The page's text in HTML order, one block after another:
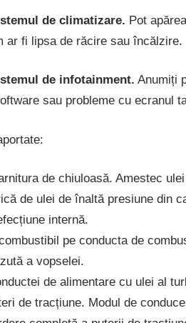
de climatizare. Pot
ar fi lipsa de răcire sau încălzire.
de infotainment. Anumiți
sau probleme cu ecranul
de chiuloasă. Amestec
de ulei de înaltă presiune din
internă.
pe conducta de
a vopselei.
de alimentare cu ulei al
de tracțiune. Modul de